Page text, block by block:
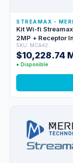
STREAMAX -
Kit Wi-fi
2MP + Receptor
4 Pines / Hasta
Con Cualquier
SKU: MCA42
$10,228.74
● Disponible